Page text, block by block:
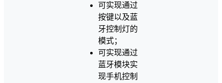
可实现通过
按键以及蓝
牙控制灯的
模式；
可实现通过
蓝牙模块实
现手机控制